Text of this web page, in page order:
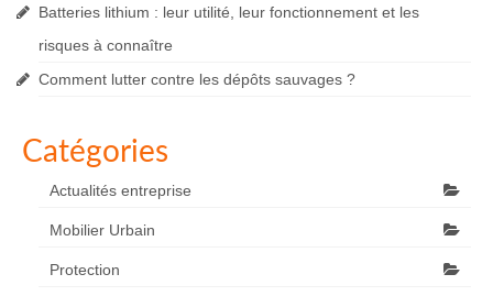
Batteries lithium : leur utilité, leur fonctionnement et les
risques à connaître
Comment lutter contre les dépôts sauvages ?
Catégories
Actualités entreprise
Mobilier Urbain
Protection